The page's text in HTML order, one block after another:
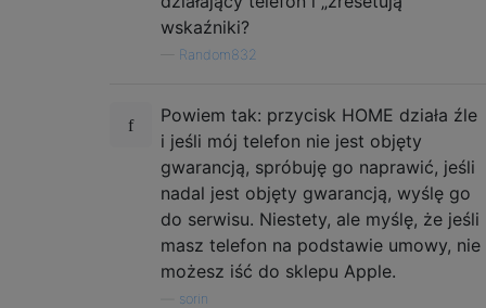
wskaźniki?
Random832
Powiem tak: przycisk HOME działa źle
i jeśli mój telefon nie jest objęty
gwarancją, spróbuję go naprawić, jeśli
nadal jest objęty gwarancją, wyślę go
do serwisu. Niestety, ale myślę, że jeśli
masz telefon na podstawie umowy, nie
możesz iść do sklepu Apple.
sorin